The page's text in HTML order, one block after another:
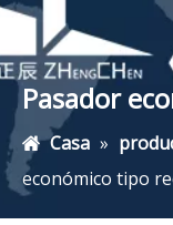
Pasador
Casa »
económico tipo